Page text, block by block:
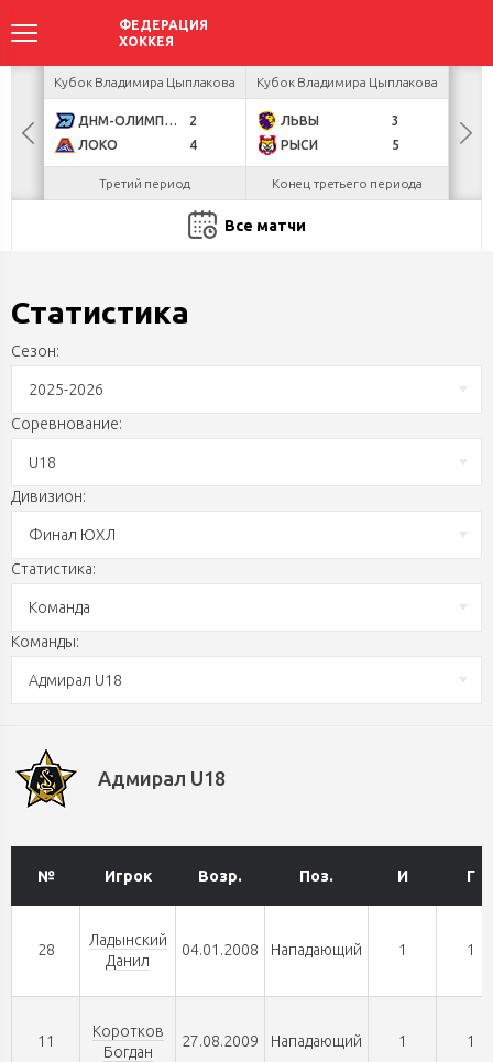
Кубок Владимира Цыплакова
ДНМ-ОЛИМПИК
2
ЛОКО
4
Третий период
Кубок Владимира Цыплакова
ЛЬВЫ
3
РЫСИ
5
Конец третьего периода
Все матчи
Статистика
Сезон:
2025-2026
Соревнование:
U18
Дивизион:
Финал ЮХЛ
Статистика:
Команда
Команды:
Адмирал U18
Адмирал U18
№ Игрок Возр. Поз. И Г
28
Ладынский
Данил
04.01.2008 Нападающий 1 1
11
Коротков
Богдан
27.08.2009 Нападающий 1 1